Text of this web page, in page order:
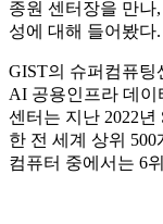
종원 센터장을 만나
성에 대해 들어봤다.
GIST의 슈퍼컴퓨팅
AI 공용인프라 데이
센터는 지난 2022년
한 전 세계 상위
컴퓨터 중에서는 6